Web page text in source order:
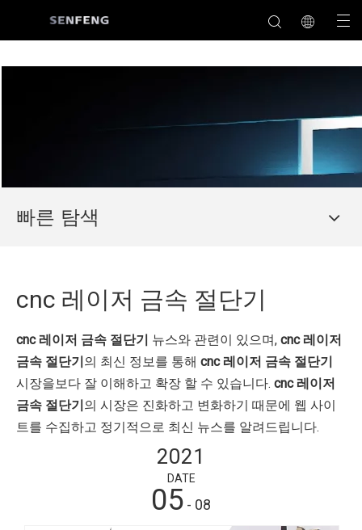
빠른 탐색
cnc 레이저 금속 절단기
cnc 레이저 금속 절단기 뉴스와 관련이 있으며, cnc 레이저
금속 절단기의 최신 정보를 통해 cnc 레이저 금속 절단기
시장을보다 잘 이해하고 확장 할 수 있습니다. cnc 레이저
금속 절단기의 시장은 진화하고 변화하기 때문에 웹 사이
트를 수집하고 정기적으로 최신 뉴스를 알려드립니다.
2021
DATE
05 - 08